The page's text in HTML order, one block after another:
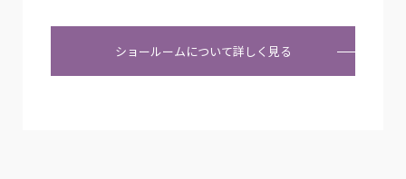
ショールームについて詳しく見る